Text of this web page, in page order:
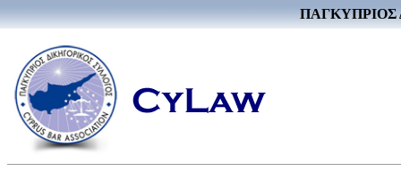
ΠΑΓΚΥΠΡΙΟΣ